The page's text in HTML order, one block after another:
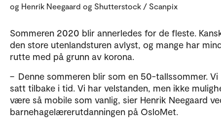
og Henrik Neegaard og Shutterstock / Scanpix
Sommeren 2020 blir annerledes for de fleste.
den store utenlandsturen avlyst, og mange har
rutte med på grunn av korona.
– Denne sommeren blir som en 50-tallssommer. Vi
satt tilbake i tid. Vi har velstanden, men ikke
være så mobile som vanlig, sier Henrik Neegaard
barnehagelærerutdanningen på OsloMet.